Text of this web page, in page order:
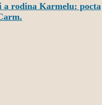
rodina Karmelu: pocta